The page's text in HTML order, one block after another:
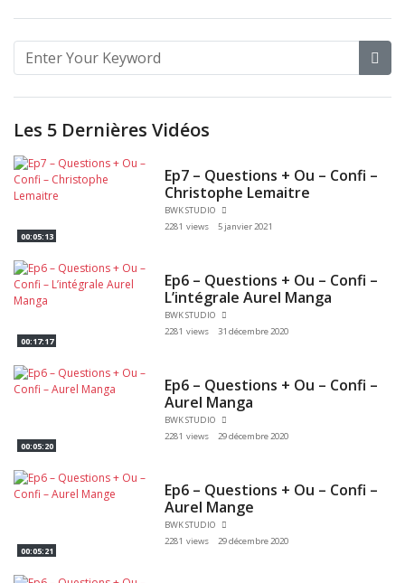
Les 5 Dernières Vidéos
00:05:13
Ep7 – Questions + Ou – Confi –
Christophe Lemaitre
BWK STUDIO
2281 views
5 janvier 2021
00:17:17
Ep6 – Questions + Ou – Confi –
L’intégrale Aurel Manga
BWK STUDIO
2281 views
31 décembre 2020
00:05:20
Ep6 – Questions + Ou – Confi –
Aurel Manga
BWK STUDIO
2281 views
29 décembre 2020
00:05:21
Ep6 – Questions + Ou – Confi –
Aurel Mange
BWK STUDIO
2281 views
29 décembre 2020